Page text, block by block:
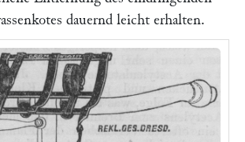
dauernd leicht erhalten.